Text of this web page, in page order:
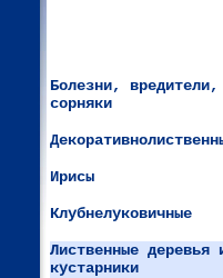
Болезни, вредители,
сорняки
Ирисы
Клубнелуковичные
Лиственные деревья
кустарники